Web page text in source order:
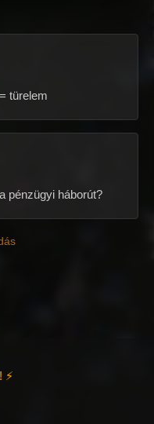
türelem
pénzügyi háborút?